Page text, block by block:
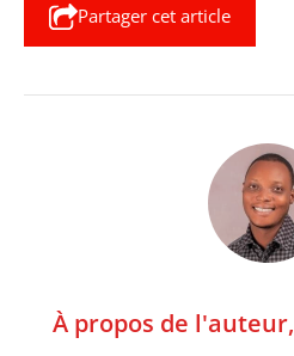
Partager cet article
À propos de l'auteur,